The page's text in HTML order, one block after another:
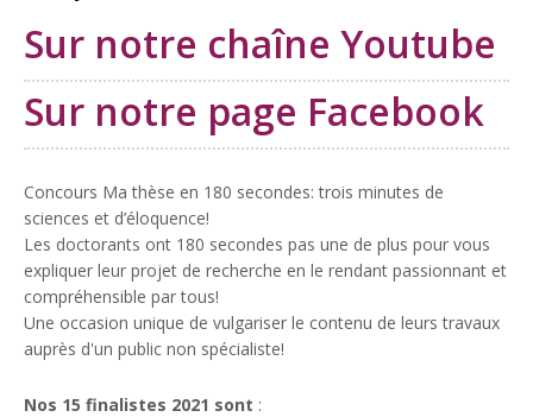
Sur notre chaîne Youtube
Sur notre page Facebook
Concours Ma thèse en 180 secondes: trois minutes de
sciences et d’éloquence!
Les doctorants ont 180 secondes pas une de plus pour vous
expliquer leur projet de recherche en le rendant passionnant et
compréhensible par tous!
Une occasion unique de vulgariser le contenu de leurs travaux
auprès d'un public non spécialiste!
Nos 15 finalistes 2021 sont :